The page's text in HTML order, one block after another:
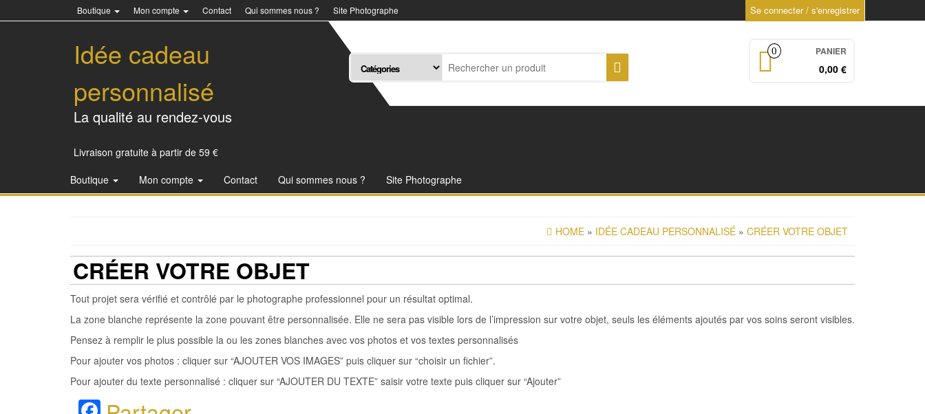
Boutique Mon compte Contact Qui sommes nous ? Site Photographe Se connecter / s'enregistrer
Idée cadeau
personnalisé
La qualité au rendez-vous
Livraison gratuite à partir de 59 €
0 PANIER
0,00 €
Boutique Mon compte Contact Qui sommes nous ? Site Photographe
HOME » IDÉE CADEAU PERSONNALISÉ » CRÉER VOTRE OBJET
CRÉER VOTRE OBJET
Tout projet sera vérifié et contrôlé par le photographe professionnel pour un résultat optimal.
La zone blanche représente la zone pouvant être personnalisée. Elle ne sera pas visible lors de l’impression sur votre objet, seuls les éléments ajoutés par vos soins seront visibles.
Pensez à remplir le plus possible la ou les zones blanches avec vos photos et vos textes personnalisés
Pour ajouter vos photos : cliquer sur “AJOUTER VOS IMAGES” puis cliquer sur “choisir un fichier”.
Pour ajouter du texte personnalisé : cliquer sur “AJOUTER DU TEXTE” saisir votre texte puis cliquer sur “Ajouter”